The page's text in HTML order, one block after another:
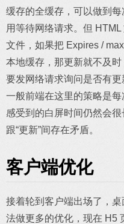
缓存的全缓存，可以做到
用等待网络请求。但
文件，如果把 Expires /
本地缓存，那更新就不及
要发网络请求询问是否有更
一般前端在这里的策略是
感受到的白屏时间仍然会很
跟“更新”间存在矛盾。
客户端优化
接着轮到客户端出场了，
法做更多的优化，现在 H5